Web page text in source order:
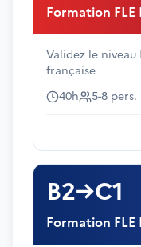
Formation FLE
Validez le
française
40h
5-8 pers.
B2→C1
Formation FLE